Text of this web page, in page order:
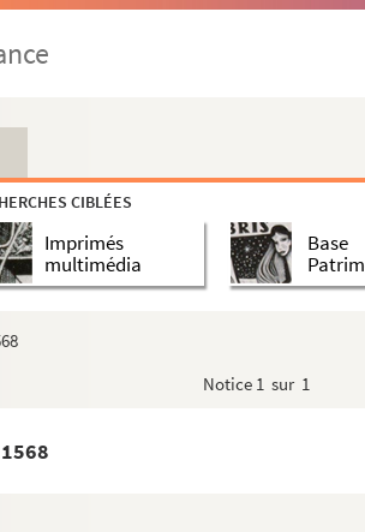
CIBLÉES
Imprimés
multimédia
Base
Notice 1 sur 1
(S.1. n. d.). Lat.
4 avril 1568
1568
10 mai 1568. Copie. Lat.
11 avril 1568